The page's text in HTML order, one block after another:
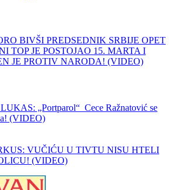
BIVŠI PREDSEDNIK SRBIJE OPET
TOP JE POSTOJAO 15. MARTA I
JE PROTIV NARODA! (VIDEO)
„Portparol“ Cece Ražnatović se
(VIDEO)
VUČIĆU U TIVTU NISU HTELI
(VIDEO)